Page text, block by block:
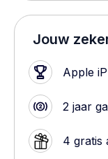
Jouw
Apple
2 jaar
4 gratis